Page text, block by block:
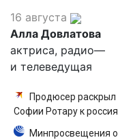
16 августа
Алла Довлатова
актриса, радио—
и телеведущая
Продюсер
Софии Ротару к
Минпросвещения